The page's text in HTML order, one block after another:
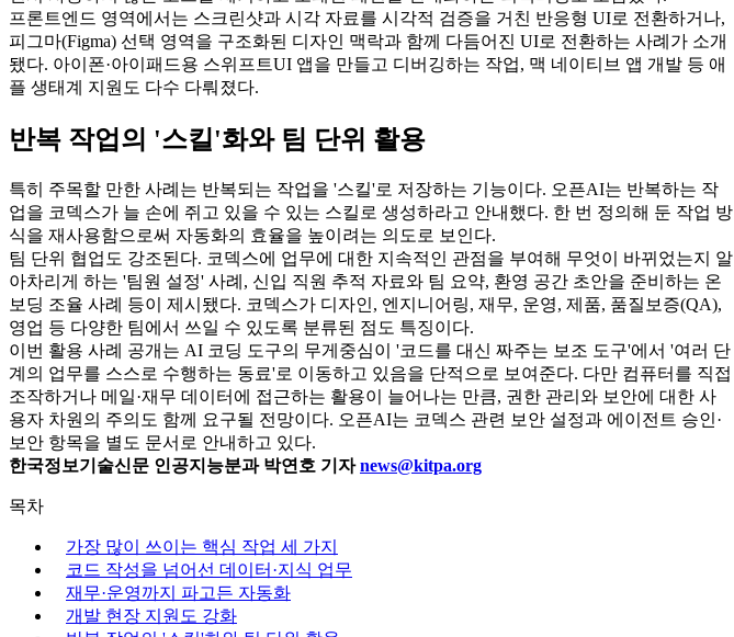
프론트엔드 영역에서는 스크린샷과 시각 자료를 시각적 검증을 거친 반응형 UI로 전환하거나,
피그마(Figma) 선택 영역을 구조화된 디자인 맥락과 함께 다듬어진 UI로 전환하는 사례가 소개
됐다. 아이폰·아이패드용 스위프트UI 앱을 만들고 디버깅하는 작업, 맥 네이티브 앱 개발 등 애
플 생태계 지원도 다수 다뤄졌다.
반복 작업의 '스킬'화와 팀 단위 활용
특히 주목할 만한 사례는 반복되는 작업을 '스킬'로 저장하는 기능이다. 오픈AI는 반복하는 작
업을 코덱스가 늘 손에 쥐고 있을 수 있는 스킬로 생성하라고 안내했다. 한 번 정의해 둔 작업 방
식을 재사용함으로써 자동화의 효율을 높이려는 의도로 보인다.
팀 단위 협업도 강조된다. 코덱스에 업무에 대한 지속적인 관점을 부여해 무엇이 바뀌었는지 알
아차리게 하는 '팀원 설정' 사례, 신입 직원 추적 자료와 팀 요약, 환영 공간 초안을 준비하는 온
보딩 조율 사례 등이 제시됐다. 코덱스가 디자인, 엔지니어링, 재무, 운영, 제품, 품질보증(QA),
영업 등 다양한 팀에서 쓰일 수 있도록 분류된 점도 특징이다.
이번 활용 사례 공개는 AI 코딩 도구의 무게중심이 '코드를 대신 짜주는 보조 도구'에서 '여러 단
계의 업무를 스스로 수행하는 동료'로 이동하고 있음을 단적으로 보여준다. 다만 컴퓨터를 직접
조작하거나 메일·재무 데이터에 접근하는 활용이 늘어나는 만큼, 권한 관리와 보안에 대한 사
용자 차원의 주의도 함께 요구될 전망이다. 오픈AI는 코덱스 관련 보안 설정과 에이전트 승인·
보안 항목을 별도 문서로 안내하고 있다.
한국정보기술신문 인공지능분과 박연호 기자news@kitpa.org
목차
가장 많이 쓰이는 핵심 작업 세 가지
코드 작성을 넘어선 데이터·지식 업무
재무·운영까지 파고든 자동화
개발 현장 지원도 강화